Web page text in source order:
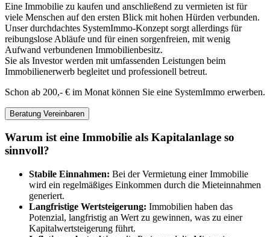
Eine Immobilie zu kaufen und anschließend zu vermieten ist für
viele Menschen auf den ersten Blick mit hohen Hürden verbunden.
Unser durchdachtes SystemImmo-Konzept sorgt allerdings für
reibungslose Abläufe und für einen sorgenfreien, mit wenig
Aufwand verbundenen Immobilienbesitz.
Sie als Investor werden mit umfassenden Leistungen beim
Immobilienerwerb begleitet und professionell betreut.
Schon ab 200,- € im Monat können Sie eine SystemImmo erwerben.
Beratung Vereinbaren
Warum ist eine Immobilie als Kapitalanlage so
sinnvoll?
Stabile Einnahmen: Bei der Vermietung einer Immobilie
wird ein regelmäßiges Einkommen durch die Mieteinnahmen
generiert.
Langfristige Wertsteigerung: Immobilien haben das
Potenzial, langfristig an Wert zu gewinnen, was zu einer
Kapitalwertsteigerung führt.